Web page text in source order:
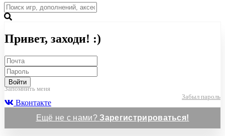
Привет, заходи! :)
Войти
Запомнить меня
Забыл пароль
Вконтакте
Ещё не с нами?Зарегистрироваться!